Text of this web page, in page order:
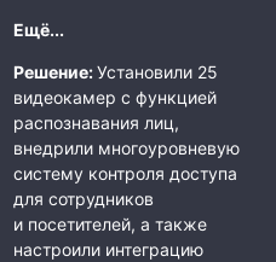
Ещё...
Решение:Установили 25
видеокамер с функцией
распознавания лиц,
внедрили многоуровневую
систему контроля доступа
для сотрудников
и посетителей, а также
настроили интеграцию